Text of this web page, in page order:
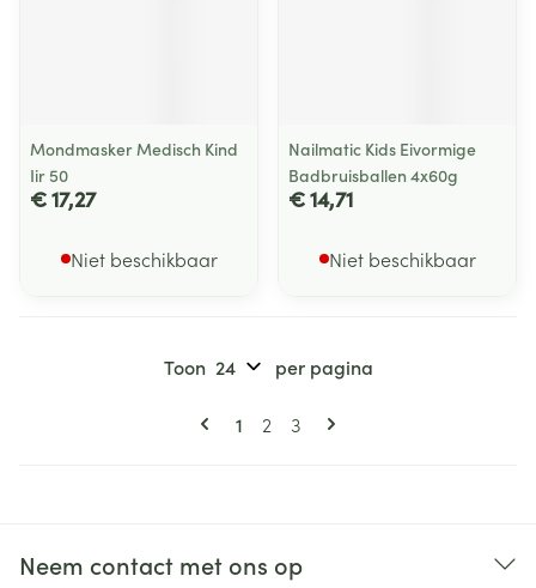
Mondmasker Medisch Kind
Iir 50
€ 17,27
Niet beschikbaar
Nailmatic Kids Eivormige
Badbruisballen 4x60g
€ 14,71
Niet beschikbaar
Pagina's
U lees momenteel pagina
1 Pagina
2 Pagina
3
Toon per pagina
Neem contact met ons op